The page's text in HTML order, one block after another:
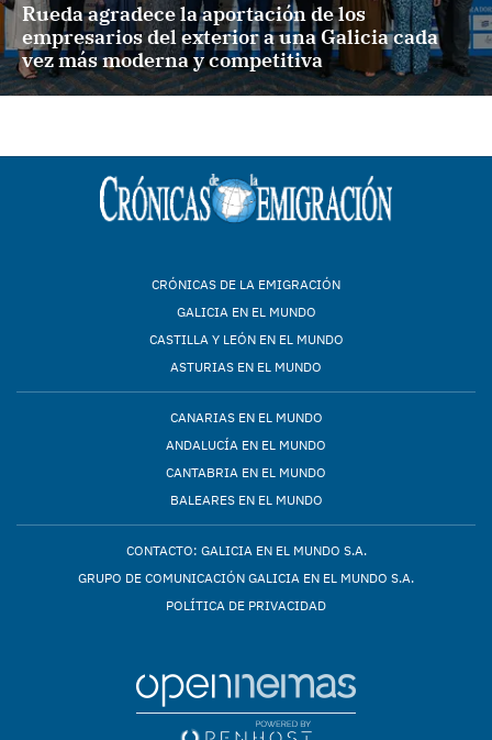
Rueda agradece la aportación de los
empresarios del exterior a una Galicia cada
vez más moderna y competitiva
CRÓNICAS DE LA EMIGRACIÓN
GALICIA EN EL MUNDO
CASTILLA Y LEÓN EN EL MUNDO
ASTURIAS EN EL MUNDO
CANARIAS EN EL MUNDO
ANDALUCÍA EN EL MUNDO
CANTABRIA EN EL MUNDO
BALEARES EN EL MUNDO
CONTACTO: GALICIA EN EL MUNDO S.A.
GRUPO DE COMUNICACIÓN GALICIA EN EL MUNDO S.A.
POLÍTICA DE PRIVACIDAD